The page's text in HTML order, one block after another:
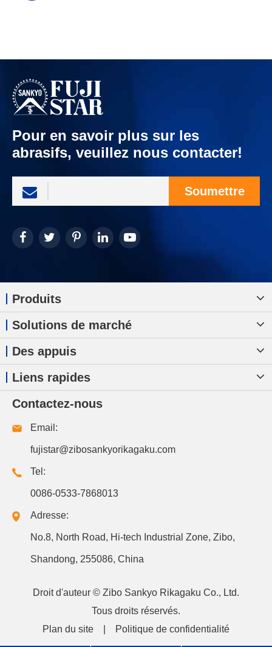
Pour en savoir plus sur les
abrasifs, veuillez nous contacter!
Soumettre
Produits
Solutions de marché
Des appuis
Liens rapides
Contactez-nous
Email:
fujistar@zibosankyorikagaku.com
Tel:
0086-0533-7868013
Adresse:
No.8, North Road, Hi-tech Industrial Zone, Zibo,
Shandong, 255086, China
Droit d'auteur © Zibo Sankyo Rikagaku Co., Ltd.
Tous droits réservés.
Plan du site
Politique de confidentialité